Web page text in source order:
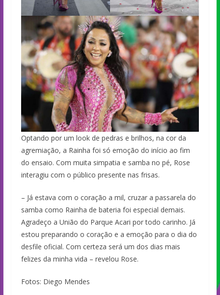
Optando por um look de pedras e brilhos, na cor da
agremiação, a Rainha foi só emoção do início ao fim
do ensaio. Com muita simpatia e samba no pé, Rose
interagiu com o público presente nas frisas.
– Já estava com o coração a mil, cruzar a passarela do
samba como Rainha de bateria foi especial demais.
Agradeço a União do Parque Acari por todo carinho. Já
estou preparando o coração e a emoção para o dia do
desfile oficial. Com certeza será um dos dias mais
felizes da minha vida – revelou Rose.
Fotos: Diego Mendes